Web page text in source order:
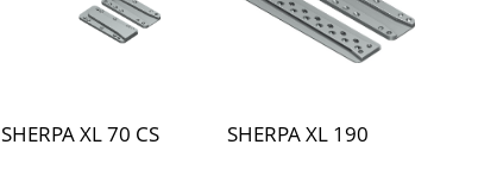
SHERPA XL 70 CS SHERPA XL 190